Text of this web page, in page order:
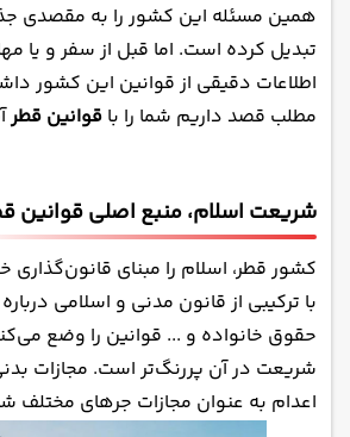
قوانین ازدواج در قطر
قوانین پشتیبان ویزا در قطر
سفر به قلب مدرنتیه: تور قطر با
همین مسئله این کشور را به مقصدی
تبدیل کرده است. اما قبل از سفر و یا
اطلاعات دقیقی از قوانین این کشور
مطلب قصد داریم شما را با قوانین قطر
شریعت اسلام، منبع اصلی قوانین
کشور قطر، اسلام را مبنای قانون‌گذاری
با ترکیبی از قانون مدنی و اسلامی
حقوق خانواده و ... قوانین را وضع
شریعت در آن پررنگ‌تر است. مجازات
اعدام به عنوان مجازات جر‌های مختلف